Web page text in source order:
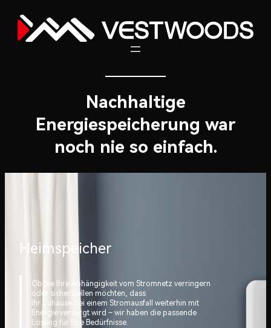
Nachhaltige
Energiespeicherung war
noch nie so einfach.
Heimspeicher
Ob Sie Ihre Abhängigkeit vom Stromnetz verringern
oder sicherstellen möchten, dass
Ihr Zuhause bei einem Stromausfall weiterhin mit
Energie versorgt wird – wir haben die passende
Lösung für Ihre Bedürfnisse.